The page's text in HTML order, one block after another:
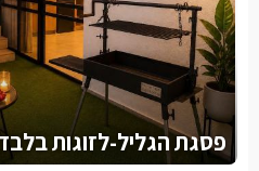
פסגת הגליל-לזוגות